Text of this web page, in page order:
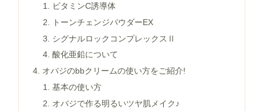
ビタミンC誘導体
トーンチェンジパウダーEX
シグナルロックコンプレックスⅡ
酸化亜鉛について
オバジのbbクリームの使い方をご紹介!
基本の使い方
オバジで作る明るいツヤ肌メイク♪